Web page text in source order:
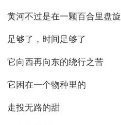
黄河不过是在一颗百合里盘旋
足够了，时间足够了
它向西再向东的绕行之苦
它困在一个物种里的
走投无路的甜